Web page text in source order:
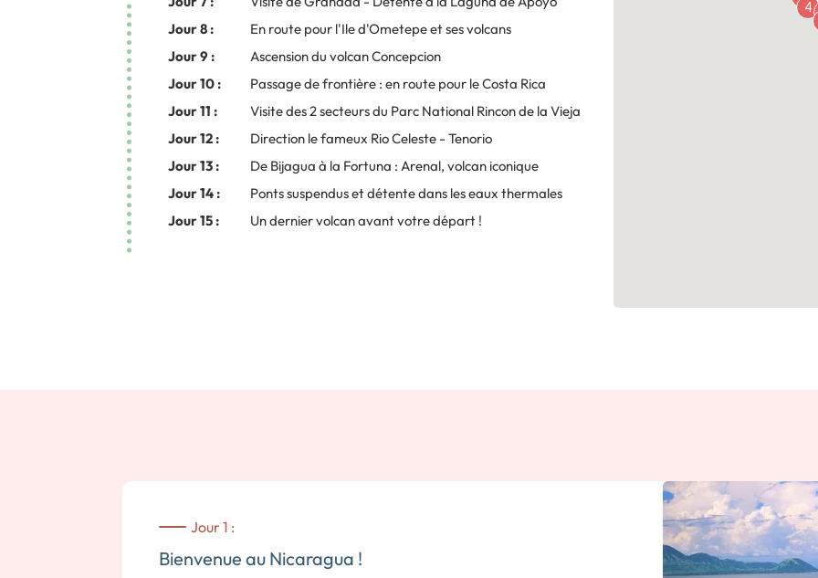
Jour 8 :
En route pour l'Ile d'Ometepe et ses volcans
Jour 9 :
Ascension du volcan Concepcion
Jour 10 :
Passage de frontière : en route pour le Costa Rica
Jour 11 :
Visite des 2 secteurs du Parc National Rincon de la Vieja
Jour 12 :
Direction le fameux Rio Celeste - Tenorio
Jour 13 :
De Bijagua à la Fortuna : Arenal, volcan iconique
Jour 14 :
Ponts suspendus et détente dans les eaux thermales
Jour 15 :
Un dernier volcan avant votre départ !
4
Jour 1 :
Bienvenue au Nicaragua !